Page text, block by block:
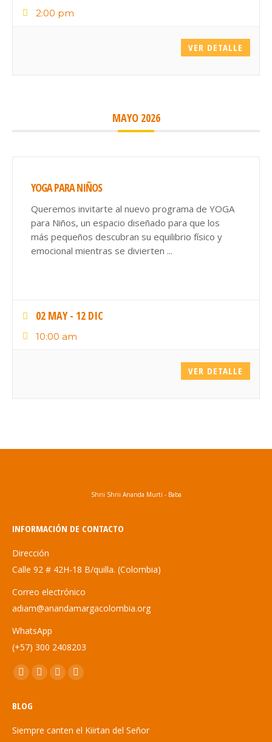
2:00 pm
VER DETALLE
MAYO 2026
YOGA PARA NIÑOS
Queremos invitarte al nuevo programa de YOGA
para Niños, un espacio diseñado para que los
más pequeños descubran su equilibrio físico y
emocional mientras se divierten ...
02 MAY- 12 DIC
10:00 am
VER DETALLE
Shrii Shrii Ananda Murti - Baba
INFORMACIÓN DE CONTACTO
Dirección
Calle 92 # 42H-18 B/quilla. (Colombia)
Correo electrónico
adiam@anandamargacolombia.org
WhatsApp
(+57) 300 2408203
Encuéntranos en:
Abrir
en
una
Abrir
una
Abrir
una
Abrir
una
BLOG
Siempre canten el Kiirtan del Señor